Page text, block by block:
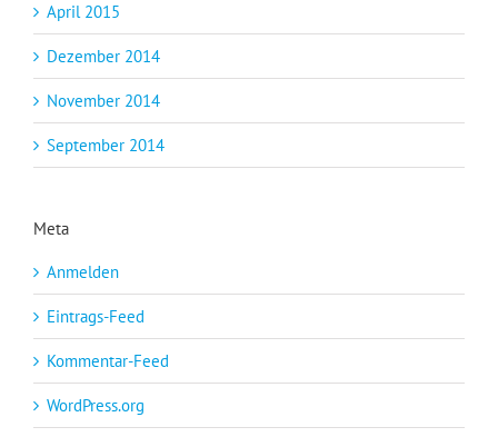
April 2015
Dezember 2014
November 2014
September 2014
Meta
Anmelden
Eintrags-Feed
Kommentar-Feed
WordPress.org